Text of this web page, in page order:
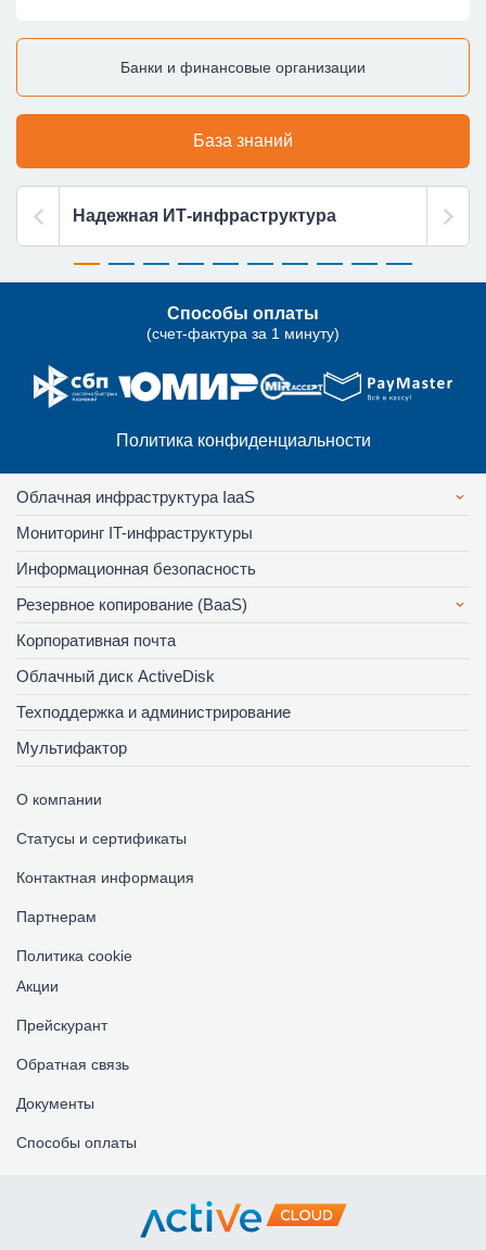
Банки и финансовые организации
База знаний
Надежная ИТ-инфраструктура
Способы оплаты
(счет-фактура за 1 минуту)
Политика конфиденциальности
Облачная инфраструктура IaaS
Мониторинг IT-инфраструктуры
Информационная безопасность
Резервное копирование (BaaS)
Корпоративная почта
Облачный диск ActiveDisk
Техподдержка и администрирование
Мультифактор
О компании
Статусы и сертификаты
Контактная информация
Партнерам
Политика cookie
Акции
Прейскурант
Обратная связь
Документы
Способы оплаты